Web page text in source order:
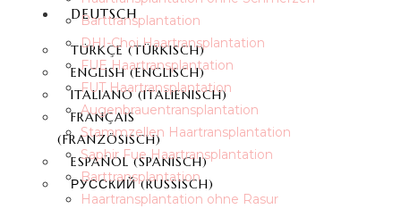
DEUTSCH
TÜRKÇE (TÜRKISCH)
ENGLISH(ENGLISCH)
ITALIANO(ITALIENISCH)
FRANÇAIS
(FRANZÖSISCH)
ESPAÑOL (SPANISCH)
РУССКИЙ(RUSSISCH)
Barttransplantation
DHI-Choi Haartransplantation
FUE Haartransplantation
FUT Haartransplantation
Augenbrauentransplantation
Stammzellen Haartransplantation
Saphir Fue Haartransplantation
Barttransplantation
Haartransplantation ohne Rasur